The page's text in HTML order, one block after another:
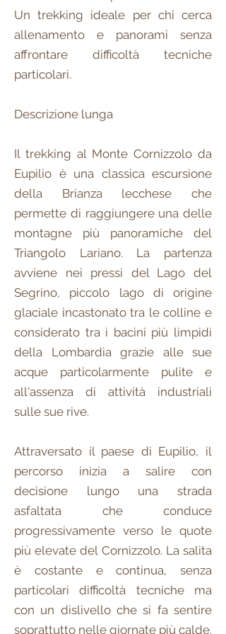
Un trekking ideale per chi cerca
allenamento e panorami senza
affrontare difficoltà tecniche
particolari.
Descrizione lunga
Il trekking al Monte Cornizzolo da
Eupilio è una classica escursione
della Brianza lecchese che
permette di raggiungere una delle
montagne più panoramiche del
Triangolo Lariano. La partenza
avviene nei pressi del Lago del
Segrino, piccolo lago di origine
glaciale incastonato tra le colline e
considerato tra i bacini più limpidi
della Lombardia grazie alle sue
acque particolarmente pulite e
all'assenza di attività industriali
sulle sue rive.
Attraversato il paese di Eupilio, il
percorso inizia a salire con
decisione lungo una strada
asfaltata che conduce
progressivamente verso le quote
più elevate del Cornizzolo. La salita
è costante e continua, senza
particolari difficoltà tecniche ma
con un dislivello che si fa sentire
soprattutto nelle giornate più calde.